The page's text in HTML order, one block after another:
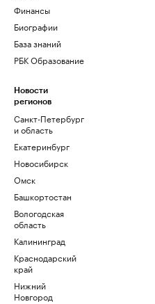
Финансы
Биографии
База знаний
РБК Образование
Новости
регионов
Санкт-Петербург
и область
Екатеринбург
Новосибирск
Омск
Башкортостан
Вологодская
область
Калининград
Краснодарский
край
Нижний
Новгород